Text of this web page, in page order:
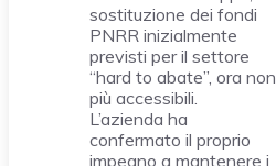
sostituzione dei fondi
PNRR inizialmente
previsti per il settore
“hard to abate”, ora non
più accessibili.
L’azienda ha
confermato il proprio
impegno a mantenere i